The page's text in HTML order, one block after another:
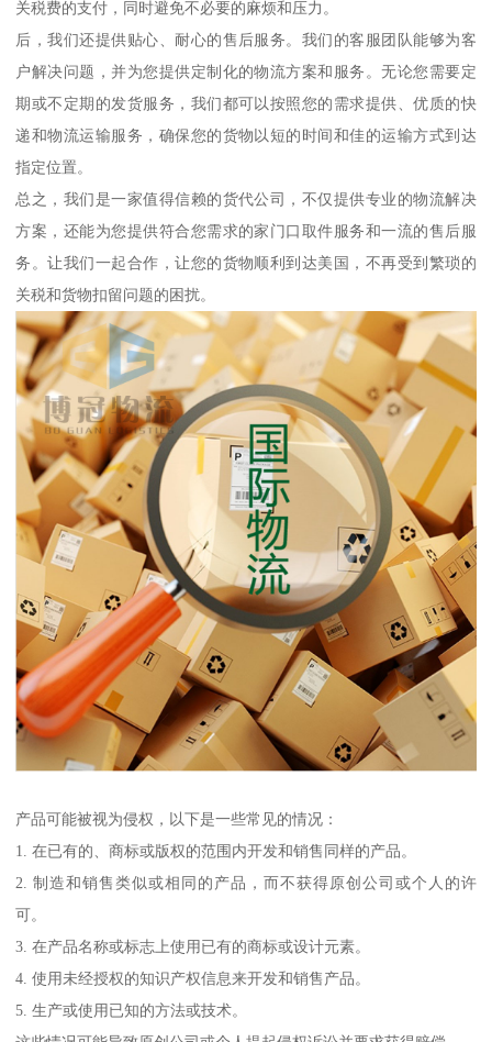
关税费的支付，同时避免不必要的麻烦和压力。
后，我们还提供贴心、耐心的售后服务。我们的客服团队能够为客
户解决问题，并为您提供定制化的物流方案和服务。无论您需要定
期或不定期的发货服务，我们都可以按照您的需求提供、优质的快
递和物流运输服务，确保您的货物以短的时间和佳的运输方式到达
指定位置。
总之，我们是一家值得信赖的货代公司，不仅提供专业的物流解决
方案，还能为您提供符合您需求的家门口取件服务和一流的售后服
务。让我们一起合作，让您的货物顺利到达美国，不再受到繁琐的
关税和货物扣留问题的困扰。
产品可能被视为侵权，以下是一些常见的情况：
1. 在已有的、商标或版权的范围内开发和销售同样的产品。
2. 制造和销售类似或相同的产品，而不获得原创公司或个人的许
可。
3. 在产品名称或标志上使用已有的商标或设计元素。
4. 使用未经授权的知识产权信息来开发和销售产品。
5. 生产或使用已知的方法或技术。